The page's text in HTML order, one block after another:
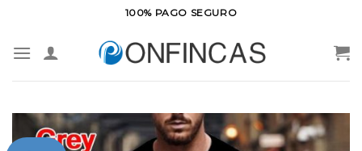
contenido
100% PAGO SEGURO